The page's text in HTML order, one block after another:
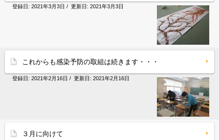
登録日: 2021年3月3日 / 更新日: 2021年3月3日
これからも感染予防の取組は続きます・・・
登録日: 2021年2月16日 / 更新日: 2021年2月16日
３月に向けて